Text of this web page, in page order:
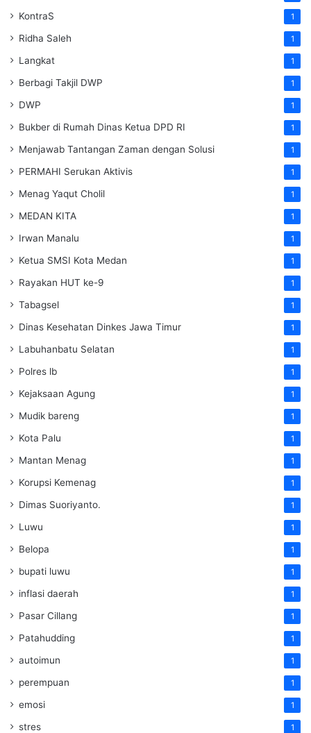
KontraS 1
Ridha Saleh 1
Langkat 1
Berbagi Takjil DWP 1
DWP 1
Bukber di Rumah Dinas Ketua DPD RI 1
Menjawab Tantangan Zaman dengan Solusi 1
PERMAHI Serukan Aktivis 1
Menag Yaqut Cholil 1
MEDAN KITA 1
Irwan Manalu 1
Ketua SMSI Kota Medan 1
Rayakan HUT ke-9 1
Tabagsel 1
Dinas Kesehatan Dinkes Jawa Timur 1
Labuhanbatu Selatan 1
Polres lb 1
Kejaksaan Agung 1
Mudik bareng 1
Kota Palu 1
Mantan Menag 1
Korupsi Kemenag 1
Dimas Suoriyanto. 1
Luwu 1
Belopa 1
bupati luwu 1
inflasi daerah 1
Pasar Cillang 1
Patahudding 1
autoimun 1
perempuan 1
emosi 1
stres 1